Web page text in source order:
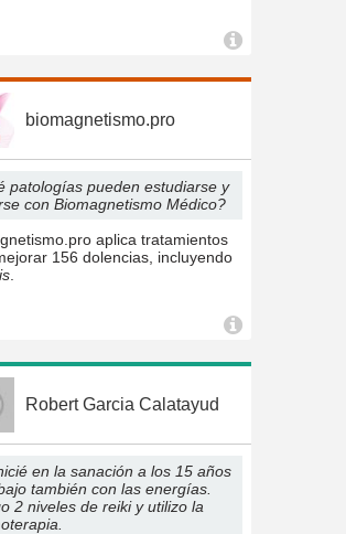
biomagnetismo.pro
patologías pueden estudiarse y
con Biomagnetismo Médico?
aplica tratamientos
156 dolencias, incluyendo
.
Robert Garcia Calatayud
en la sanación a los 15 años
también con las energías.
2 niveles de reiki y utilizo la